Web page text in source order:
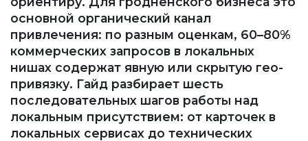
основной органический канал
привлечения: по разным оценкам, 60–80%
коммерческих запросов в локальных
нишах содержат явную или скрытую гео-
привязку. Гайд разбирает шесть
последовательных шагов работы над
локальным присутствием: от карточек в
локальных сервисах до технических